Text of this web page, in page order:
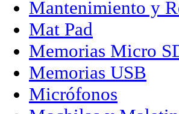
Mantenimiento y
Mat Pad
Memorias Micro
Memorias USB
Micrófonos